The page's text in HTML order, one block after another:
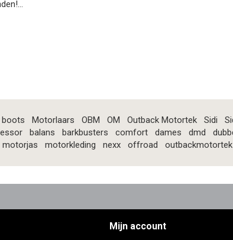
boots Motorlaars OBM OM Outback Motortek Sidi
balans barkbusters comfort dames dmd
motorjas motorkleding nexx offroad outbackmotortek
Mijn account